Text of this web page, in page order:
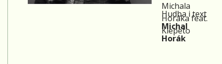
Michala
Horáka feat.
Klepeto
Hudba i text
Michal
Horák